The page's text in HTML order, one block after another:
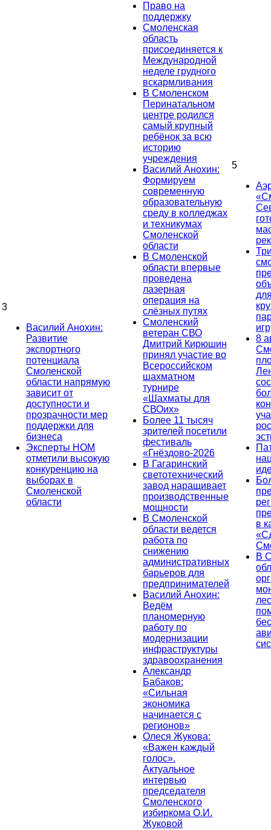
3
Василий Анохин:
Развитие
экспортного
потенциала
Смоленской
области напрямую
зависит от
доступности и
прозрачности мер
поддержки для
бизнеса
Эксперты НОМ
отметили высокую
конкуренцию на
выборах в
Смоленской
области
Право на
поддержку
Смоленская
область
присоединяется к
Международной
неделе грудного
вскармливания
В Смоленском
Перинатальном
центре родился
самый крупный
ребёнок за всю
историю
учреждения
Василий Анохин:
Формируем
современную
образовательную
среду в колледжах
и техникумах
Смоленской
области
В Смоленской
области впервые
проведена
лазерная
операция на
слёзных путях
Смоленский
ветеран СВО
Дмитрий Кирюшин
принял участие во
Всероссийском
шахматном
турнире
«Шахматы для
СВОих»
Более 11 тысяч
зрителей посетили
фестиваль
«Гнёздово-2026
В Гагаринский
светотехнический
завод наращивает
производственные
мощности
В Смоленской
области ведется
работа по
снижению
административных
барьеров для
предпринимателей
Василий Анохин:
Ведём
планомерную
работу по
модернизации
инфраструктуры
здравоохранения
Александр
Бабаков:
«Сильная
экономика
начинается с
регионов»
Олеся Жукова:
«Важен каждый
голос».
Актуальное
интервью
председателя
Смоленского
избиркома О.И.
Жуковой
5
8
в
В